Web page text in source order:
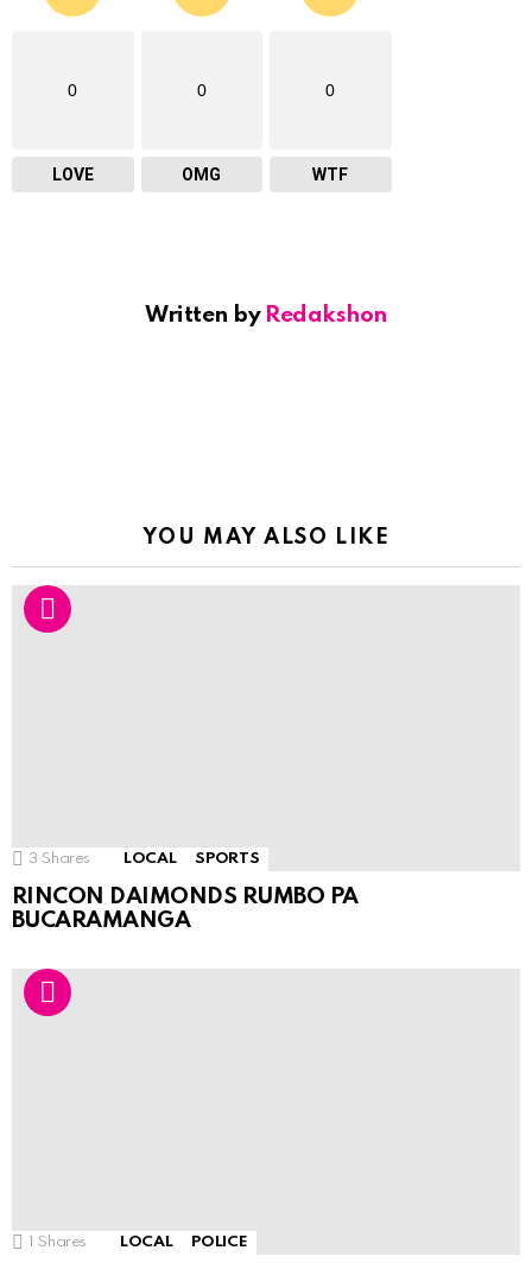
0
LOVE
0
OMG
0
WTF
Written by Redakshon
YOU MAY ALSO LIKE
3 Shares LOCAL SPORTS
RINCON DAIMONDS RUMBO PA
BUCARAMANGA
Shares LOCAL POLICE